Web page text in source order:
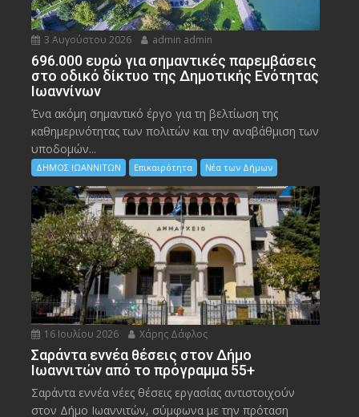
3 Αυγούστου 2026 admin admin
696.000 ευρώ για σημαντικές παρεμβάσεις
στο οδικό δίκτυο της Δημοτικής Ενότητας
Ιωαννίνων
Ένα ακόμη σημαντικό έργο για τη βελτίωση της
καθημερινότητας των πολιτών και την αναβάθμιση των
υποδομών...
ΔΗΜΟΣ ΙΩΑΝΝΙΤΩΝ Επικαιρότητα Νέα των Δήμων
16 Ιουλίου 2026 Χάρης Δάφλος
Σαράντα εννέα θέσεις στον Δήμο
Ιωαννιτών από το πρόγραμμα 55+
Σαράντα εννέα νέες θέσεις εργασίας αντιστοιχούν
στον Δήμο Ιωαννιτών, σύμφωνα με την πρόταση